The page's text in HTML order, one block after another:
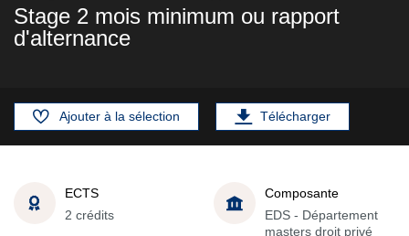
Stage 2 mois minimum ou rapport
d'alternance
Ajouter à la sélection Télécharger
ECTS
2 crédits
Composante
EDS - Département
masters droit privé